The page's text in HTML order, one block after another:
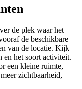
de plek waar het
de beschikbare
van de locatie. Kijk
en het soort activiteit.
een kleine ruimte,
zichtbaarheid,